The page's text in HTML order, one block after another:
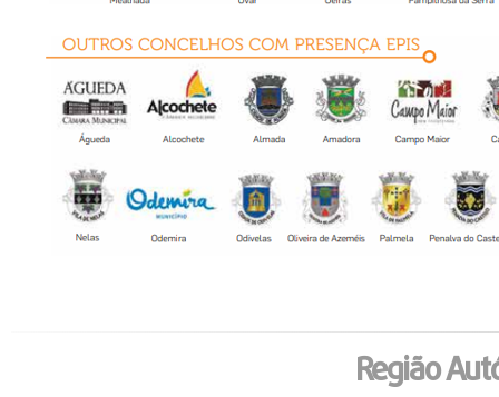
Região